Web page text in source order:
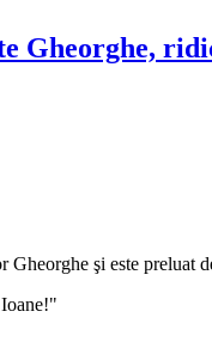
Gheorghe,
Gheorghe şi este preluat